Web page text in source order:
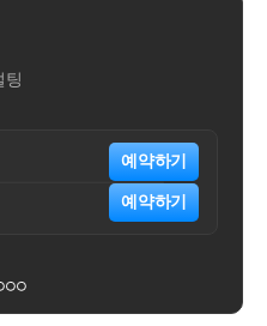
그렇고요.그런데 잔금청
도 마친 상태에서 세무
까요?​위로의 말씀을 전
를 도와드리는 것 외엔
문가를 통한 상담을 한
장 큰 이유입니다.​​양도
가장 중요합니다. 인생
서 줄이겠습니다.감사합
등기가 모두 끝나고 사실
택이폐가이었음을 입
에 의할 수밖에 없습니
마시고 멸실후 공부를 정
규정이 적용되지 않습
돌릴 수 없이 증여세를
즘 전세도 그렇고 매매도
가 않아부모님이나 형제
있죠.이 경우도 물론 일
내야하고요.그런데 전세
받을때 그대로 다시 돌려
받아야 한다고 국가에
기
기
15분 전화상담
30분 방문상담